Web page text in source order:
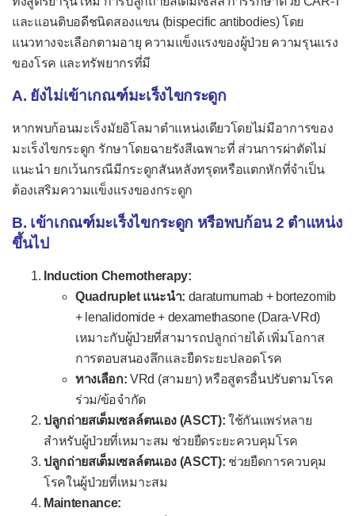
และแอนติบอดีชนิดสองแขน (bispecific antibodies) โดย
แนวทางจะเลือกตามอายุ ความแข็งแรงของผู้ป่วย ความรุนแรง
ของโรค และทรัพยากรที่มี
A. ยังไม่เข้าเกณฑ์มะเร็งไขกระดูก
หากพบก้อนมะเร็งมัยอิโลมาตำแหน่งเดียวโดยไม่มีอาการของ
มะเร็งไขกระดูก รักษาโดยฉายรังสีเฉพาะที่ ส่วนการผ่าตัดไม่
แนะนำ ยกเว้นกรณีมีกระดูกสันหลังทรุดหรือแตกหักที่จำเป็น
ต้องเสริมความแข็งแรงของกระดูก
B. เข้าเกณฑ์มะเร็งไขกระดูก หรือพบก้อน 2 ตำแหน่ง
ขึ้นไป
Induction Chemotherapy:
Quadruplet แนะนำ: daratumumab + bortezomib
+ lenalidomide + dexamethasone (Dara-VRd)
เหมาะกับผู้ป่วยที่สามารถปลูกถ่ายได้ เพิ่มโอกาส
การตอบสนองลึกและยืดระยะปลอดโรค
ทางเลือก: VRd (สามยา) หรือสูตรอื่นปรับตามโรค
ร่วม/ข้อจำกัด
ปลูกถ่ายสเต็มเซลล์ตนเอง (ASCT): ใช้กันแพร่หลาย
สำหรับผู้ป่วยที่เหมาะสม ช่วยยืดระยะควบคุมโรค
ปลูกถ่ายสเต็มเซลล์ตนเอง (ASCT): ช่วยยืดการควบคุม
โรคในผู้ป่วยที่เหมาะสม
Maintenance: